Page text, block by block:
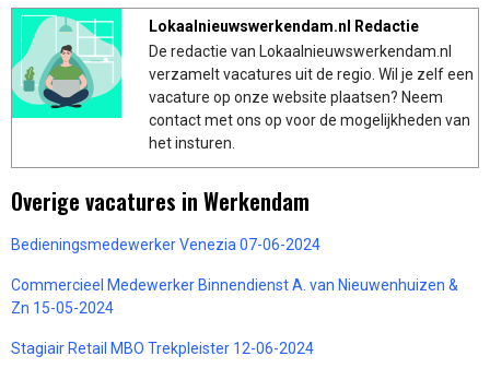
Lokaalnieuwswerkendam.nl Redactie
De redactie van Lokaalnieuwswerkendam.nl
verzamelt vacatures uit de regio. Wil je zelf een
vacature op onze website plaatsen? Neem
contact met ons op voor de mogelijkheden van
het insturen.
Overige vacatures in Werkendam
Bedieningsmedewerker Venezia 07-06-2024
Commercieel Medewerker Binnendienst A. van Nieuwenhuizen &
Zn 15-05-2024
Stagiair Retail MBO Trekpleister 12-06-2024